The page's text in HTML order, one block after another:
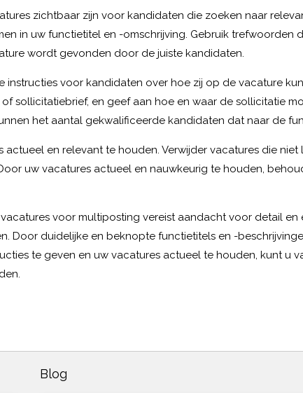
zichtbaar zijn voor kandidaten die zoeken naar
in uw functietitel en -omschrijving. Gebruik trefwoorden
wordt gevonden door de juiste kandidaten.
voor kandidaten over hoe zij op de vacature
sollicitatiebrief, en geef aan hoe en waar de sollicitatie
het aantal gekwalificeerde kandidaten dat naar de
actueel en relevant te houden. Verwijder vacatures die
uw vacatures actueel en nauwkeurig te houden,
voor multiposting vereist aandacht voor detail
Door duidelijke en beknopte functietitels en -
te geven en uw vacatures actueel te houden, kunt u
Blog